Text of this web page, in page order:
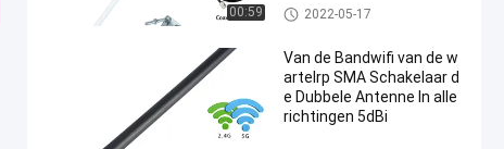
00:59 Heliumantenne
2022-05-17
Van de Bandwifi van de w
artelrp SMA Schakelaar d
e Dubbele Antenne In alle
richtingen 5dBi